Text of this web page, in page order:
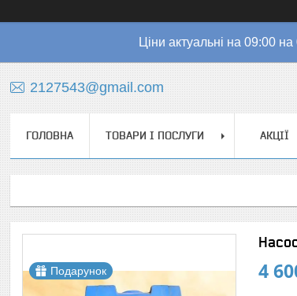
Ціни актуальні на 09:00
2127543@gmail.com
ГОЛОВНА ТОВАРИ І ПОСЛУГИ АКЦІЇ
Подарунок 4